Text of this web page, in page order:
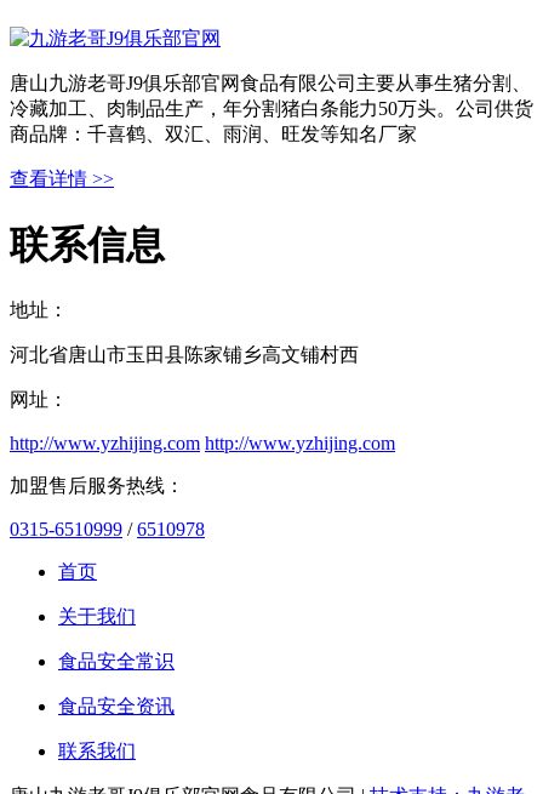
唐山九游老哥J9俱乐部官网食品有限公司主要从事生猪分割、
冷藏加工、肉制品生产，年分割猪白条能力50万头。公司供货
商品牌：千喜鹤、双汇、雨润、旺发等知名厂家
查看详情 >>
联系信息
地址：
河北省唐山市玉田县陈家铺乡高文铺村西
网址：
http://www.yzhijing.com http://www.yzhijing.com
加盟售后服务热线：
0315-6510999 /6510978
首页
关于我们
食品安全常识
食品安全资讯
联系我们